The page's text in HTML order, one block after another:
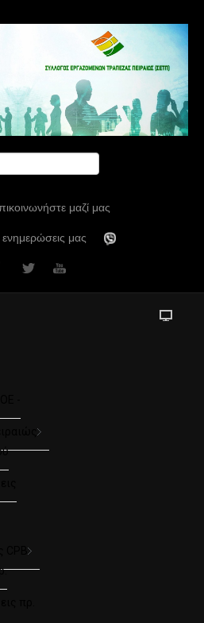
μαζί μας
μας
CPB
πρ.